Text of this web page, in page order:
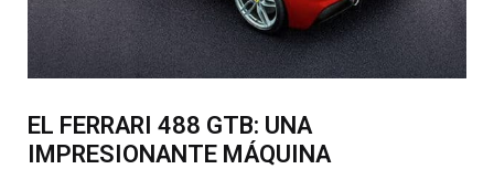
EL FERRARI 488 GTB: UNA
IMPRESIONANTE MÁQUINA